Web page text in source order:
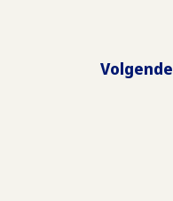
Volgende